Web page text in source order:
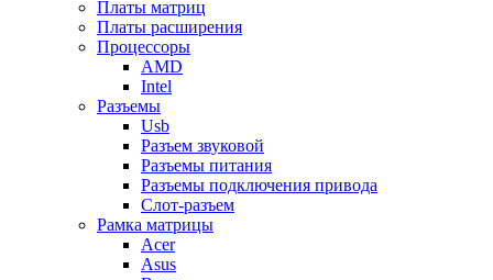
Платы матриц
Платы расширения
Процессоры
AMD
Intel
Разъемы
Usb
Разъем звуковой
Разъемы питания
Разъемы подключения привода
Слот-разъем
Рамка матрицы
Acer
Asus